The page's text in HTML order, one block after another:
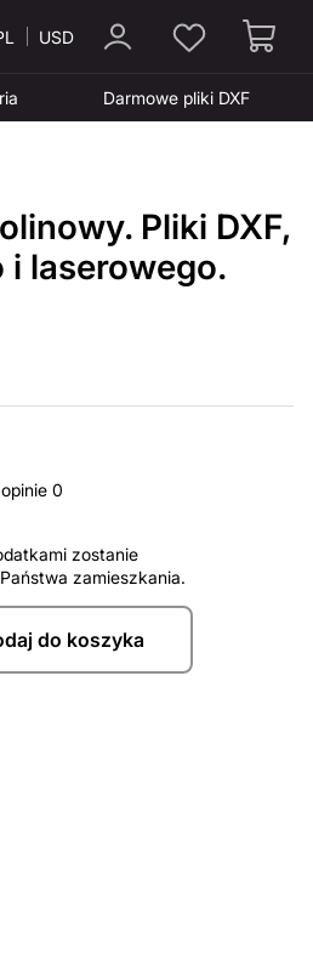
USD
Darmowe pliki DXF
Pliki DXF,
i laserowego.
opinie 0
zostanie
zamieszkania.
do koszyka